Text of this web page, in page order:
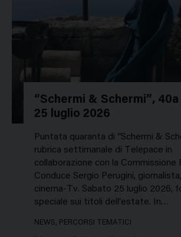
“Schermi & Schermi”,
25 luglio 2026
Puntata quaranta di “Schermi &
rubrica settimanale di Telepace in
collaborazione con la Commissione
Conduce Sergio Perugini,
cinema-Tv. Sabato 25 luglio 2026,
speciale sui titoli dell’estate. In…
NEWS, PERCORSI TEMATICI